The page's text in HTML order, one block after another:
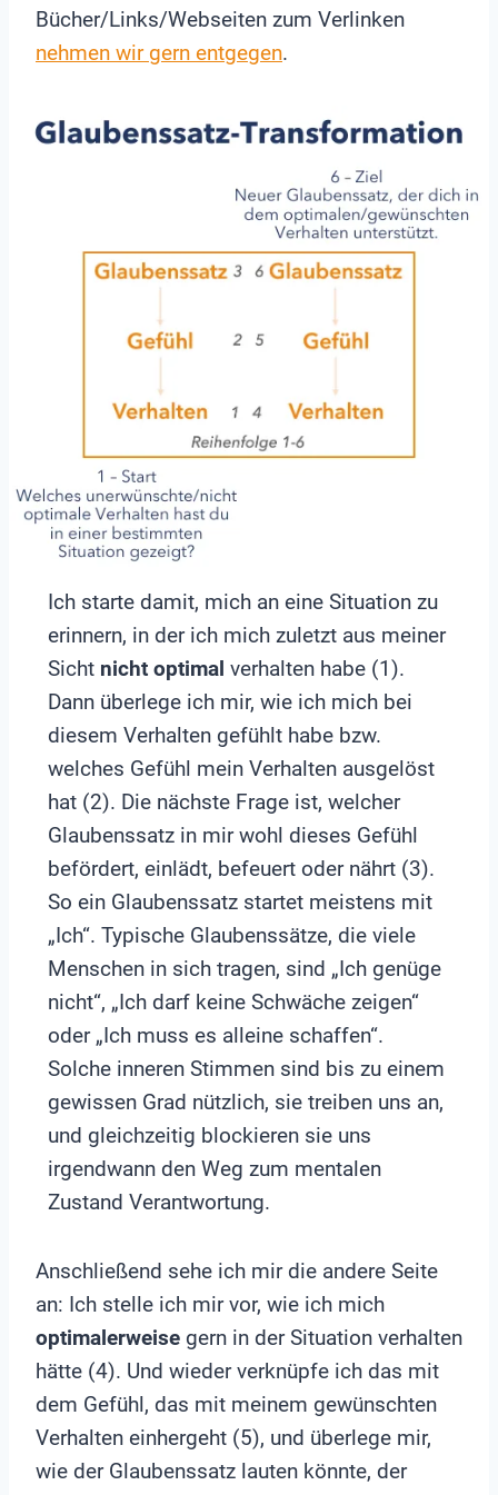
Bücher/Links/Webseiten zum Verlinken
nehmen wir gern entgegen.
Ich starte damit, mich an eine Situation zu
erinnern, in der ich mich zuletzt aus meiner
Sicht nicht optimal verhalten habe (1).
Dann überlege ich mir, wie ich mich bei
diesem Verhalten gefühlt habe bzw.
welches Gefühl mein Verhalten ausgelöst
hat (2). Die nächste Frage ist, welcher
Glaubenssatz in mir wohl dieses Gefühl
befördert, einlädt, befeuert oder nährt (3).
So ein Glaubenssatz startet meistens mit
„Ich“. Typische Glaubenssätze, die viele
Menschen in sich tragen, sind „Ich genüge
nicht“, „Ich darf keine Schwäche zeigen“
oder „Ich muss es alleine schaffen“.
Solche inneren Stimmen sind bis zu einem
gewissen Grad nützlich, sie treiben uns an,
und gleichzeitig blockieren sie uns
irgendwann den Weg zum mentalen
Zustand Verantwortung.
Anschließend sehe ich mir die andere Seite
an: Ich stelle ich mir vor, wie ich mich
optimalerweise gern in der Situation verhalten
hätte (4). Und wieder verknüpfe ich das mit
dem Gefühl, das mit meinem gewünschten
Verhalten einhergeht (5), und überlege mir,
wie der Glaubenssatz lauten könnte, der